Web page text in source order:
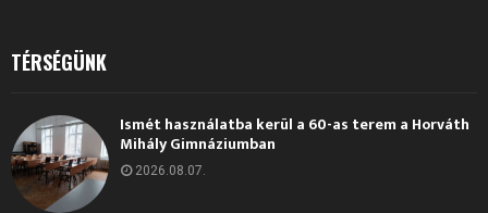
TÉRSÉGÜNK
Ismét használatba kerül a 60-as terem a Horváth
Mihály Gimnáziumban
2026.08.07.